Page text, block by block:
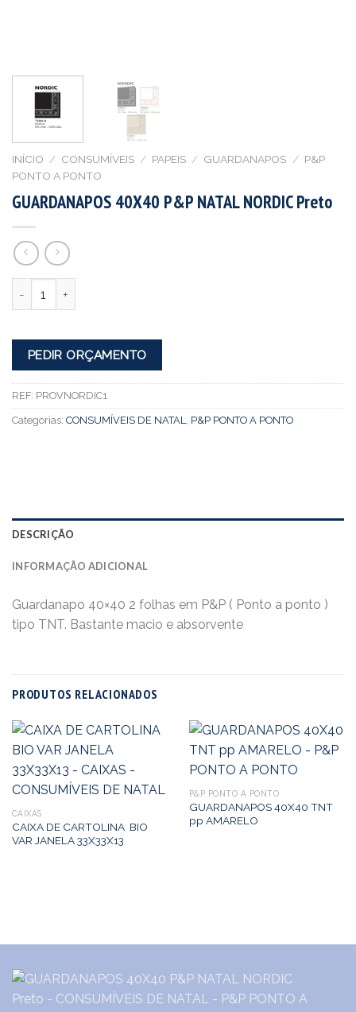
INÍCIO / CONSUMÍVEIS / PAPEIS / GUARDANAPOS / P&P
PONTO A PONTO
GUARDANAPOS 40X40 P&P NATAL NORDIC Preto
PEDIR ORÇAMENTO
REF: PROVNORDIC1
Categorias: CONSUMÍVEIS DE NATAL P&P PONTO A PONTO
DESCRIÇÃO
INFORMAÇÃO ADICIONAL
Guardanapo 40×40 2 folhas em P&P ( Ponto a ponto )
tipo TNT. Bastante macio e absorvente
PRODUTOS RELACIONADOS
CAIXAS
CAIXA DE CARTOLINA BIO
VAR JANELA 33X33X13
P&P PONTO A PONTO
GUARDANAPOS 40X40 TNT
pp AMARELO